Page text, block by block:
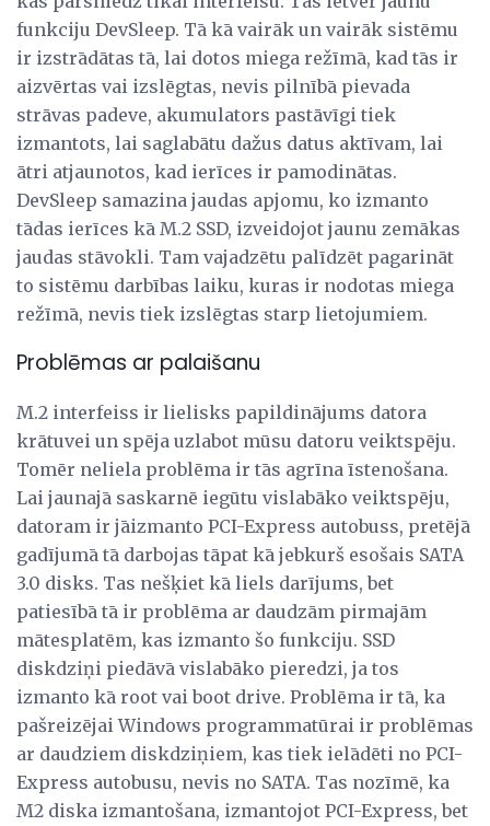
funkciju DevSleep. Tā kā vairāk un vairāk sistēmu
ir izstrādātas tā, lai dotos miega režīmā, kad tās ir
aizvērtas vai izslēgtas, nevis pilnībā pievada
strāvas padeve, akumulators pastāvīgi tiek
izmantots, lai saglabātu dažus datus aktīvam, lai
ātri atjaunotos, kad ierīces ir pamodinātas.
DevSleep samazina jaudas apjomu, ko izmanto
tādas ierīces kā M.2 SSD, izveidojot jaunu zemākas
jaudas stāvokli. Tam vajadzētu palīdzēt pagarināt
to sistēmu darbības laiku, kuras ir nodotas miega
režīmā, nevis tiek izslēgtas starp lietojumiem.
Problēmas ar palaišanu
M.2 interfeiss ir lielisks papildinājums datora
krātuvei un spēja uzlabot mūsu datoru veiktspēju.
Tomēr neliela problēma ir tās agrīna īstenošana.
Lai jaunajā saskarnē iegūtu vislabāko veiktspēju,
datoram ir jāizmanto PCI-Express autobuss, pretējā
gadījumā tā darbojas tāpat kā jebkurš esošais SATA
3.0 disks. Tas nešķiet kā liels darījums, bet
patiesībā tā ir problēma ar daudzām pirmajām
mātesplatēm, kas izmanto šo funkciju. SSD
diskdziņi piedāvā vislabāko pieredzi, ja tos
izmanto kā root vai boot drive. Problēma ir tā, ka
pašreizējai Windows programmatūrai ir problēmas
ar daudziem diskdziņiem, kas tiek ielādēti no PCI-
Express autobusu, nevis no SATA. Tas nozīmē, ka
M2 diska izmantošana, izmantojot PCI-Express, bet